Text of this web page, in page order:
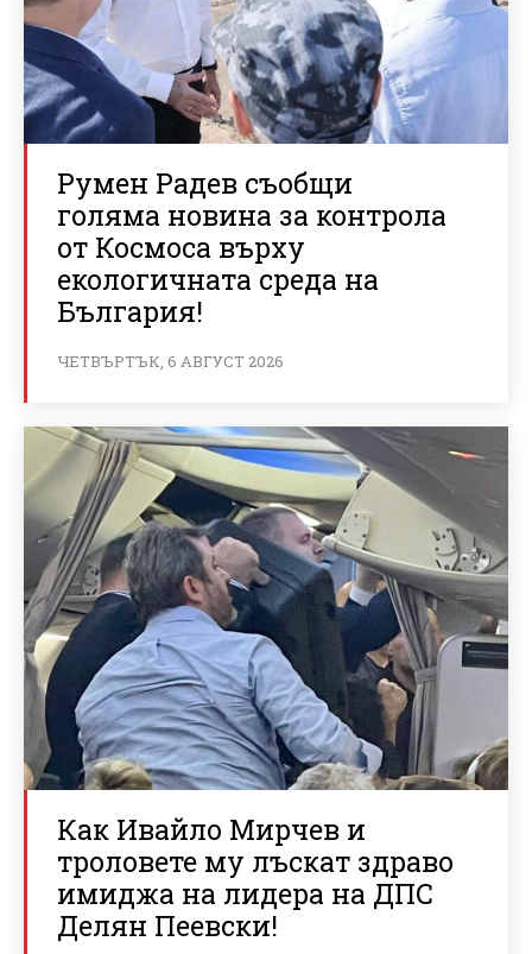
Румен Радев съобщи
голяма новина за контрола
от Космоса върху
екологичната среда на
България!
ЧЕТВЪРТЪК, 6 АВГУСТ 2026
Как Ивайло Мирчев и
троловете му лъскат здраво
имиджа на лидера на ДПС
Делян Пеевски!